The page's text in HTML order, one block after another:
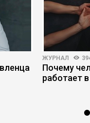
ЖУРНАЛ
Почему
работает